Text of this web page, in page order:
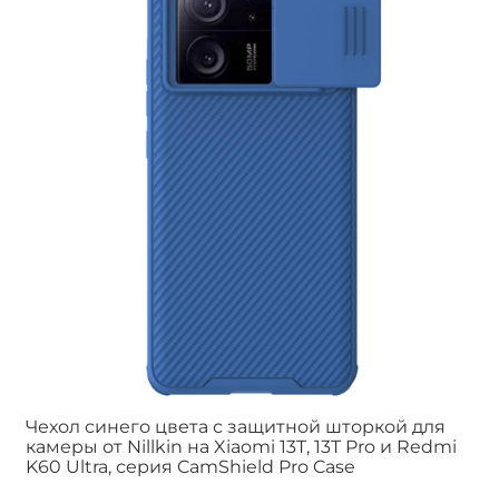
Чехол синего цвета с защитной шторкой для
камеры от Nillkin на Xiaomi 13T, 13T Pro и Redmi
K60 Ultra, серия CamShield Pro Case